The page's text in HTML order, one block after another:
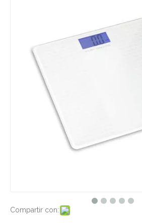
Compartir con: